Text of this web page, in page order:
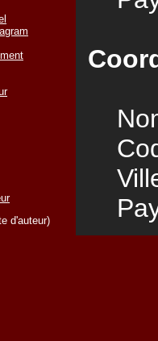
d'auteur)